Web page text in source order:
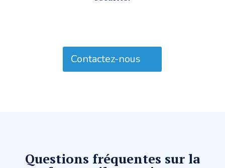
Contactez-nous
Questions fréquentes sur la